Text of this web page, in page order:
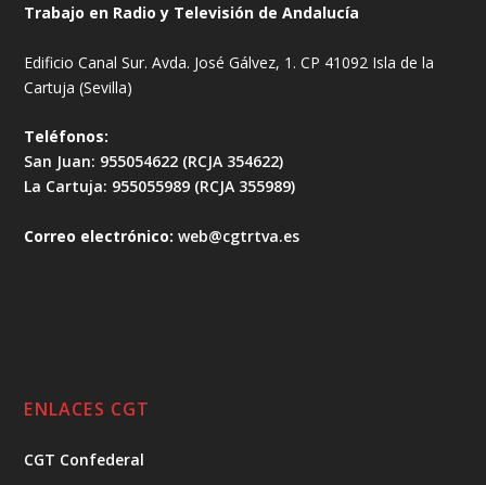
Trabajo en Radio y Televisión de Andalucía
Edificio Canal Sur. Avda. José Gálvez, 1. CP 41092 Isla de la
Cartuja (Sevilla)
Teléfonos:
San Juan: 955054622 (RCJA 354622)
La Cartuja: 955055989 (RCJA 355989)
Correo electrónico:web@cgtrtva.es
ENLACES CGT
CGT Confederal